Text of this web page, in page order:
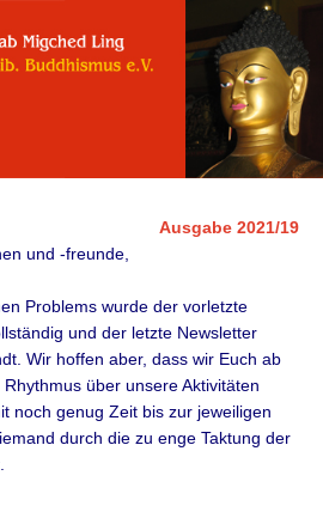
Ausgabe 2021/19
und -freunde,
Problems wurde der vorletzte
und der letzte Newsletter
Wir hoffen aber, dass wir Euch ab
über unsere Aktivitäten
noch genug Zeit bis zur jeweiligen
durch die zu enge Taktung der